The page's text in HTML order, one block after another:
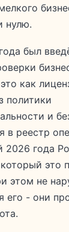
нулю.
был
как
политики
и
в реестр
2026 года
это
этом не
его - они